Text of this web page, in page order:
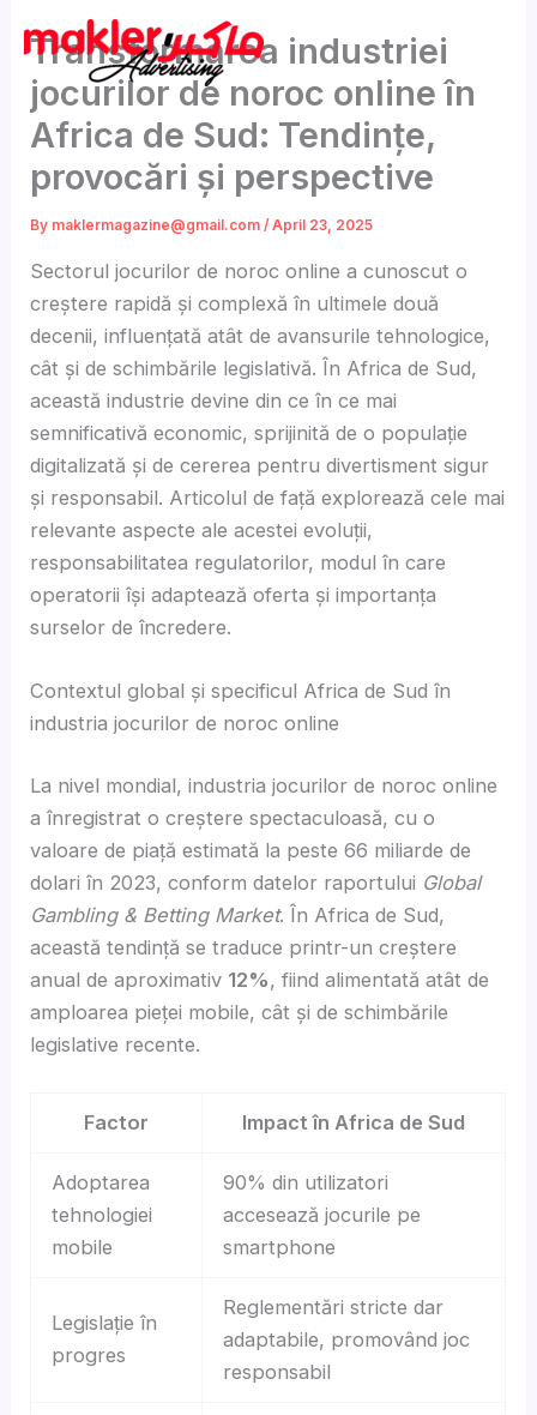
content
Transformarea industriei
jocurilor de noroc online în
Africa de Sud: Tendințe,
provocări și perspective
By maklermagazine@gmail.com/April 23, 2025
Sectorul jocurilor de noroc online a cunoscut o
creștere rapidă și complexă în ultimele două
decenii, influențată atât de avansurile tehnologice,
cât și de schimbările legislativă. În Africa de Sud,
această industrie devine din ce în ce mai
semnificativă economic, sprijinită de o populație
digitalizată și de cererea pentru divertisment sigur
și responsabil. Articolul de față explorează cele mai
relevante aspecte ale acestei evoluții,
responsabilitatea regulatorilor, modul în care
operatorii își adaptează oferta și importanța
surselor de încredere.
Contextul global și specificul Africa de Sud în
industria jocurilor de noroc online
La nivel mondial, industria jocurilor de noroc online
a înregistrat o creștere spectaculoasă, cu o
valoare de piață estimată la peste66 miliarde de
dolari în 2023, conform datelor raportului Global
Gambling & Betting Market. În Africa de Sud,
această tendință se traduce printr-un creștere
anual de aproximativ 12%, fiind alimentată atât de
amploarea pieței mobile, cât și de schimbările
legislative recente.
Factor Impact în Africa de Sud
Adoptarea
tehnologiei
mobile
90% din utilizatori
accesează jocurile pe
smartphone
Legislație în
progres
Reglementări stricte dar
adaptabile, promovând joc
responsabil